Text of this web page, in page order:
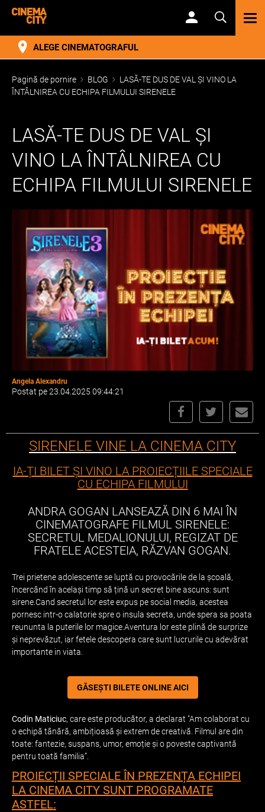
ALEGE CINEMATOGRAFUL
Pagină de pornire BLOG
LASĂ-TE DUS DE VAL ȘI VINO LA
ÎNTÂLNIREA CU ECHIPA FILMULUI SIRENELE
LASĂ-TE DUS DE VAL ȘI
VINO LA ÎNTÂLNIREA CU
ECHIPA FILMULUI SIRENELE
Angela Alexandru
Postat pe 23.04.2025 09:44:21
SIRENELE VINE LA CINEMA CITY
IA-ȚI BILET ȘI VINO LA PROIECȚIILE SPECIALE
CU ECHIPA FILMULUI
ANDRA GOGAN LANSEAZĂ DIN 6 MAI ÎN
CINEMATOGRAFE FILMUL SIRENELE:
SECRETUL MEDALIONULUI, REGIZAT DE
FRATELE ACESTEIA, RĂZVAN GOGAN.
Trei prietene adolescente se luptă cu provocările de la școală,
încercând în același timp să țină un secret bine ascuns: sunt
sirene.Cand secretul lor este expus pe social media, acestea
pornesc intr-o calatorie spre o insula secreta, unde spera sa poata
reununta la puterile lor magice.Aventura lor este plină de surprize
și neprevăzut, iar fetele descopera care sunt lucrurile cu adevărat
importante in viata.
GĂSEȘTI BILETE ONLINE AICI
Codin Maticiuc, care este producător, a declarat "Am colaborat cu
o echipă tânără, ambițioasă și extrem de creativă. Filmul are din
toate: fantezie, suspans, umor, emoție și o poveste captivantă
pentru toată familia”.
PROIECȚII SPECIALE ÎN PREZENȚA ECHIPEI
LA CINEMA CITY SUNT PROGRAMATE
ASTFEL: